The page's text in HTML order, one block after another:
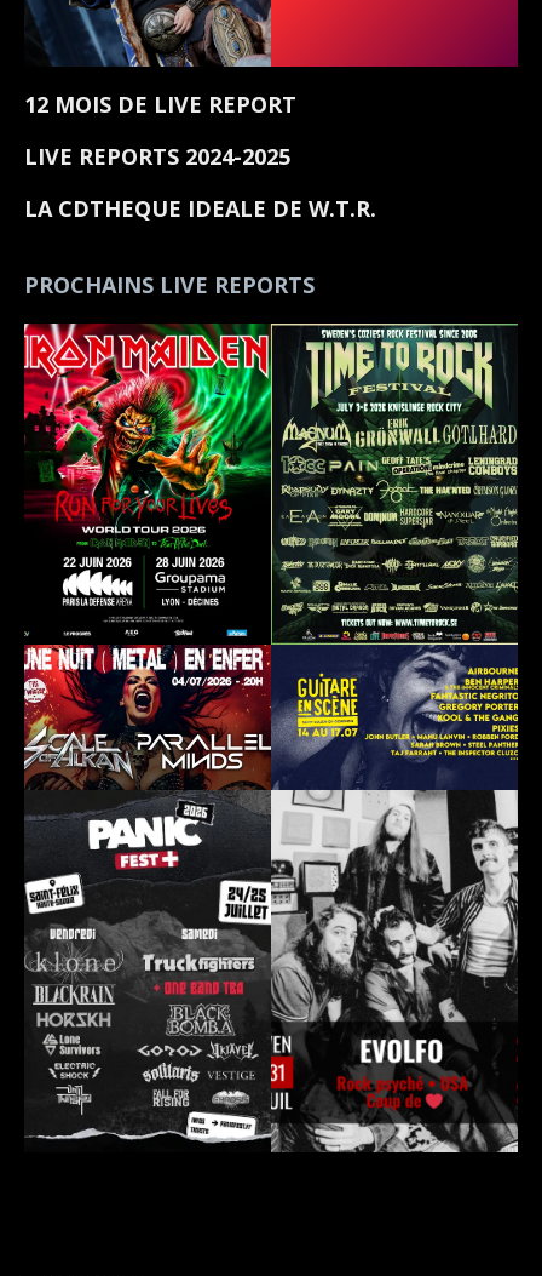
12 MOIS DE LIVE REPORT
LIVE REPORTS 2024-2025
LA CDTHEQUE IDEALE DE W.T.R.
PROCHAINS LIVE REPORTS